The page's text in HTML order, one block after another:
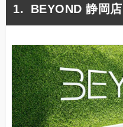
BEYOND 静岡店